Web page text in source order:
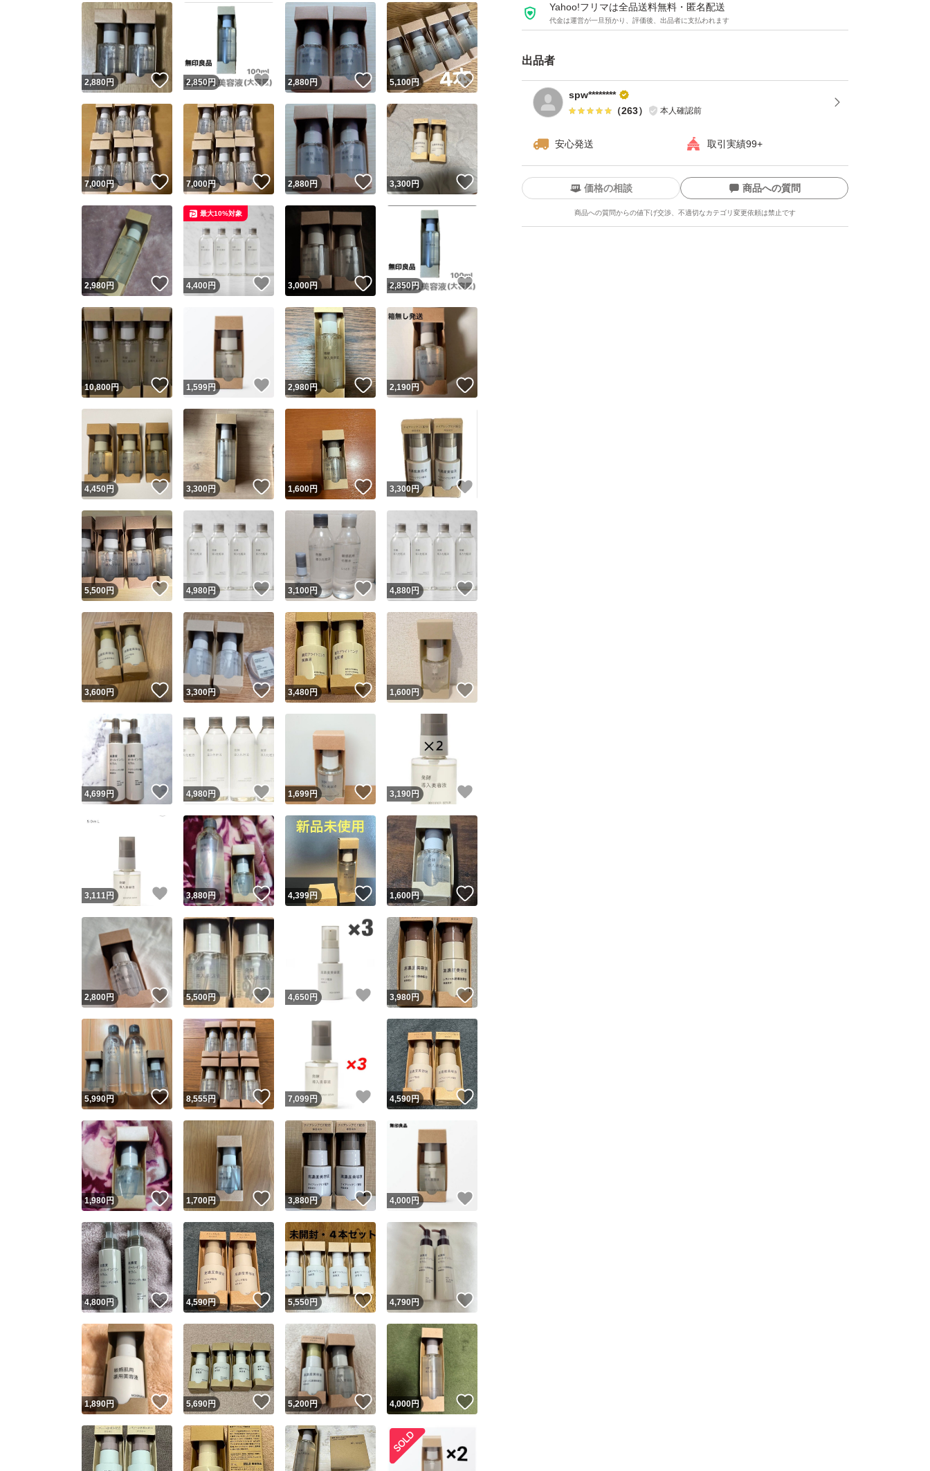
Yahoo!フリマは全品送料無料・匿名配送
代金は運営が一旦預かり、評価後、出品者に支払われます
出品者
spw********
（263） 本人確認前
安心発送 取引実績99+
ユーザーの実績について
Yahoo!フリマが定めた一定の基準を満たしたユーザーにバッジを付与しています
安心取引出品者
安心取引出品者 Yahoo!フリマの基準をクリアした安心・安全なユーザーです
取引実績
取引実績◯+ このユーザーはYahoo!フリマの取引を完了させた実績があります
他フリマ実績◯+ このユーザーは他フリマサービスでの取引実績があります
スピード&安心発送
※このバッジは実績に基づく表示であり、発送を保証しているものではありません
スピード＆安心発送
このユーザーは高頻度で24時間以内＆設定した発送日数内に発送してい
ます
スピード発送 このユーザーは高頻度で24時間以内に発送しています
安心発送 このユーザーは設定した発送日数内に発送しています
価格の相談 商品への質問
商品への質問からの値下げ交渉、不適切なカテゴリ変更依頼は禁止です
この商品の情報をコピーします
商品画像の無断転載は禁止されています
コピーは1商品につき1回 です
出品ページへ
キャンセル
2,880円 いいね！
2,850円 いいね！
2,880円 いいね！
5,100円 いいね！
7,000円 いいね！
7,000円 いいね！
2,880円 いいね！
3,300円 いいね！
2,980円 いいね！
4,400円 いいね！
最大10%対象
3,000円 いいね！
2,850円 いいね！
10,800円 いいね！
1,599円 いいね！
2,980円 いいね！
2,190円
4,450円 いいね！
3,300円 いいね！
1,600円 いいね！
3,300円
5,500円 いいね！
4,980円 いいね！
3,100円 いいね！
4,880円 いいね！
3,600円 いいね！
3,300円 いいね！
3,480円 いいね！
1,600円
4,699円 いいね！
4,980 円 いいね！
1,699円 いいね！
3,190 円
3,111円 いいね！
3,880円 いいね！
4,399円 いいね！
1,600円 いいね！
2,800円 いいね！
5,500円 いいね！
4,650 円 いいね！
3,980円 いいね！
5,990円 いいね！
8,555円 いいね！
7,099円 いいね！
4,590円 いいね！
1,980円 いいね！
1,700円 いいね！
3,880円 いいね！
4,000 円
4,800円 いいね！
4,590円 いいね！
5,550円 いいね！
4,790円
1,890円 いいね！
5,690円 いいね！
5,200円 いいね！
4,000円